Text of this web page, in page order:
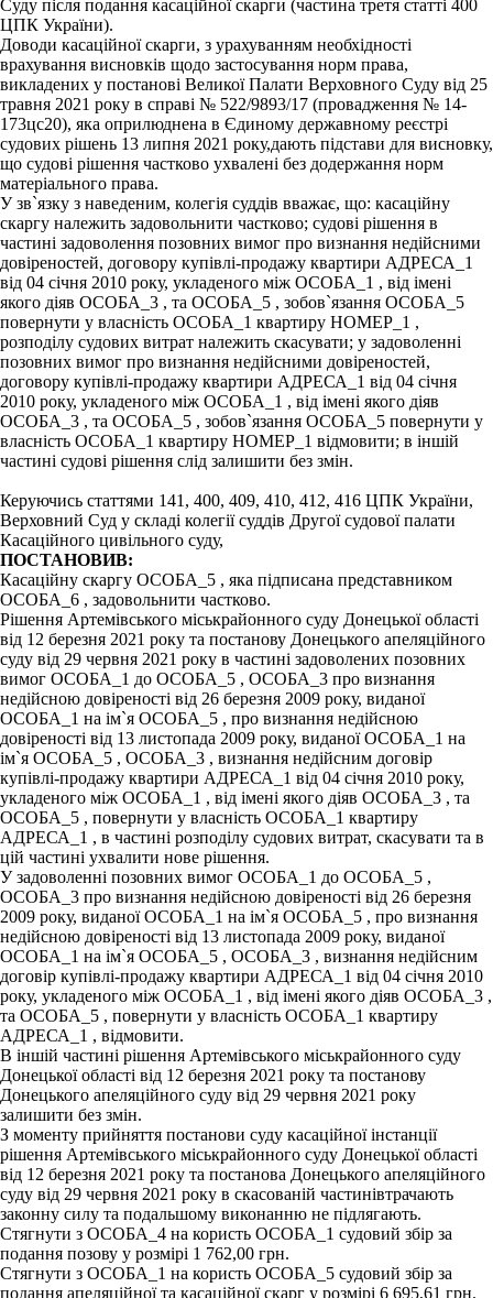
Суду після подання касаційної скарги (частина третя статті 400
ЦПК України).
Доводи касаційної скарги, з урахуванням необхідності
врахування висновків щодо застосування норм права,
викладених у постанові Великої Палати Верховного Суду від 25
травня 2021 року в справі № 522/9893/17 (провадження № 14-
173цс20), яка оприлюднена в Єдиному державному реєстрі
судових рішень 13 липня 2021 року,дають підстави для висновку,
що судові рішення частково ухвалені без додержання норм
матеріального права.
У зв`язку з наведеним, колегія суддів вважає, що: касаційну
скаргу належить задовольнити частково; судові рішення в
частині задоволення позовних вимог про визнання недійсними
довіреностей, договору купівлі-продажу квартири АДРЕСА_1
від 04 січня 2010 року, укладеного між ОСОБА_1 , від імені
якого діяв ОСОБА_3 , та ОСОБА_5 , зобов`язання ОСОБА_5
повернути у власність ОСОБА_1 квартиру НОМЕР_1 ,
розподілу судових витрат належить скасувати; у задоволенні
позовних вимог про визнання недійсними довіреностей,
договору купівлі-продажу квартири АДРЕСА_1 від 04 січня
2010 року, укладеного між ОСОБА_1 , від імені якого діяв
ОСОБА_3 , та ОСОБА_5 , зобов`язання ОСОБА_5 повернути у
власність ОСОБА_1 квартиру НОМЕР_1 відмовити; в іншій
частині судові рішення слід залишити без змін.
Керуючись статтями 141, 400, 409, 410, 412, 416 ЦПК України,
Верховний Суд у складі колегії суддів Другої судової палати
Касаційного цивільного суду,
ПОСТАНОВИВ:
Касаційну скаргу ОСОБА_5 , яка підписана представником
ОСОБА_6 , задовольнити частково.
Рішення Артемівського міськрайонного суду Донецької області
від 12 березня 2021 року та постанову Донецького апеляційного
суду від 29 червня 2021 року в частині задоволених позовних
вимог ОСОБА_1 до ОСОБА_5 , ОСОБА_3 про визнання
недійсною довіреності від 26 березня 2009 року, виданої
ОСОБА_1 на ім`я ОСОБА_5 , про визнання недійсною
довіреності від 13 листопада 2009 року, виданої ОСОБА_1 на
ім`я ОСОБА_5 , ОСОБА_3 , визнання недійсним договір
купівлі-продажу квартири АДРЕСА_1 від 04 січня 2010 року,
укладеного між ОСОБА_1 , від імені якого діяв ОСОБА_3 , та
ОСОБА_5 , повернути у власність ОСОБА_1 квартиру
АДРЕСА_1 , в частині розподілу судових витрат, скасувати та в
цій частині ухвалити нове рішення.
У задоволенні позовних вимог ОСОБА_1 до ОСОБА_5 ,
ОСОБА_3 про визнання недійсною довіреності від 26 березня
2009 року, виданої ОСОБА_1 на ім`я ОСОБА_5 , про визнання
недійсною довіреності від 13 листопада 2009 року, виданої
ОСОБА_1 на ім`я ОСОБА_5 , ОСОБА_3 , визнання недійсним
договір купівлі-продажу квартири АДРЕСА_1 від 04 січня 2010
року, укладеного між ОСОБА_1 , від імені якого діяв ОСОБА_3 ,
та ОСОБА_5 , повернути у власність ОСОБА_1 квартиру
АДРЕСА_1 , відмовити.
В іншій частині рішення Артемівського міськрайонного суду
Донецької області від 12 березня 2021 року та постанову
Донецького апеляційного суду від 29 червня 2021 року
залишити без змін.
З моменту прийняття постанови суду касаційної інстанції
рішення Артемівського міськрайонного суду Донецької області
від 12 березня 2021 року та постанова Донецького апеляційного
суду від 29 червня 2021 року в скасованій частинівтрачають
законну силу та подальшому виконанню не підлягають.
Стягнути з ОСОБА_4 на користь ОСОБА_1 судовий збір за
подання позову у розмірі 1 762,00 грн.
Стягнути з ОСОБА_1 на користь ОСОБА_5 судовий збір за
подання апеляційної та касаційної скарг у розмірі 6 695,61 грн.